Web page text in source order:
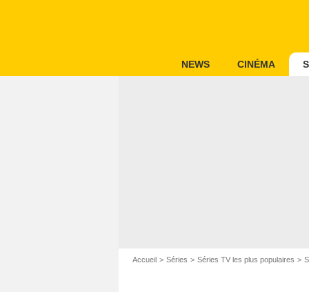
NEWS CINÉMA
Accueil Séries Séries TV les plus populaires